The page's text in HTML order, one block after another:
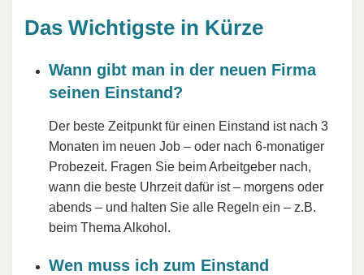
Das Wichtigste in Kürze
Wann gibt man in der neuen Firma
seinen Einstand?
Der beste Zeitpunkt für einen Einstand ist nach 3
Monaten im neuen Job – oder nach 6-monatiger
Probezeit. Fragen Sie beim Arbeitgeber nach,
wann die beste Uhrzeit dafür ist – morgens oder
abends – und halten Sie alle Regeln ein – z.B.
beim Thema Alkohol.
Wen muss ich zum Einstand